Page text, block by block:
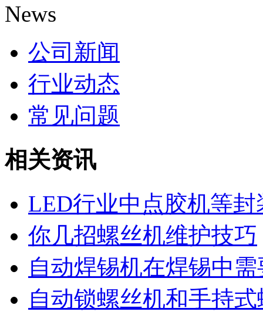
News
公司新闻
行业动态
常见问题
相关资讯
LED行业中点胶机等
你几招螺丝机维护技巧
自动焊锡机在焊锡中
自动锁螺丝机和手持